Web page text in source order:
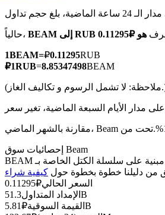
TradFi
الأجنبية والمعادن الثمينة والسلع
حالياً، BEAM إلى RUB
1BEAM=₽0.11295RUB
₽1RUB=8.85347498BEAM
تكاليف الغاز.)
إحصائيات سوق Beam
BEAM هو عملة مشفرة مبنية على سلسلة الكتل الخاصة بـ Beam. لديها عرض أقصى قدره 58.47B، مع إجمالي عرض حالي قدره 58.47B وعرض متداول قدره 51.3B، مما يمنحها قيمة سوقية قدرها 5.81B. انقر
من دليلنا خطوة بخطوة حول
السعر الحالي₽
0.11295
الإمداد المتداول 51.3B
القيمة السوقية₽
5.81B